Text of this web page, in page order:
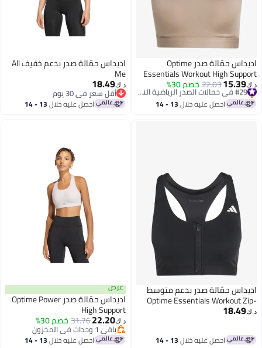
اديداس حمّالة صدر Optime
Essentials Workout High Support
د.ك‏15.39
22.03خصم 30%
باقي 1 وحدات في المخزون
احصل عليه خلال 13 - 14
اديداس حمّالة صدر بدعم خفيف All
Me
د.ك‏18.49
أقل سعر في 30 يوم
أقل سعر في 30 يوماحصل عليه خلال 13 - 14
اديداس حمّالة صدر بدعم متوسط
Optime Essentials Workout Zip-
Front
د.ك‏18.49
احصل عليه خلال 13 - 14
عرض
اديداس حمّالة صدر Optime Power
High Support
د.ك‏22.20
31.76خصم 30%
باقي 1 وحدات في المخزون
باقي 1 وحدات في المخزون احصل عليه خلال 13 - 14